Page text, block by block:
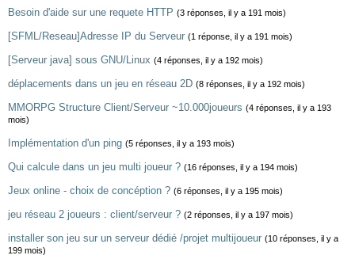
Besoin d'aide sur une requete HTTP (3 réponses, il y a 191 mois)
[SFML/Reseau]Adresse IP du Serveur (1 réponse, il y a 191 mois)
[Serveur java] sous GNU/Linux (4 réponses, il y a 192 mois)
déplacements dans un jeu en réseau 2D (8 réponses, il y a 192 mois)
MMORPG Structure Client/Serveur ~10.000joueurs (4 réponses, il y a 193
mois)
Implémentation d'un ping (5 réponses, il y a 193 mois)
Qui calcule dans un jeu multi joueur ? (16 réponses, il y a 194 mois)
Jeux online - choix de concéption ? (6 réponses, il y a 195 mois)
jeu réseau 2 joueurs : client/serveur ? (2 réponses, il y a 197 mois)
installer son jeu sur un serveur dédié /projet multijoueur (10 réponses, il y a
199 mois)